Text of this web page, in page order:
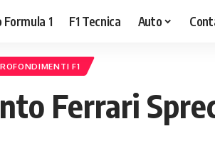
Formula 1 F1 Tecnica Auto
F1
Ferrari